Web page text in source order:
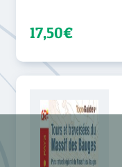
17,50€